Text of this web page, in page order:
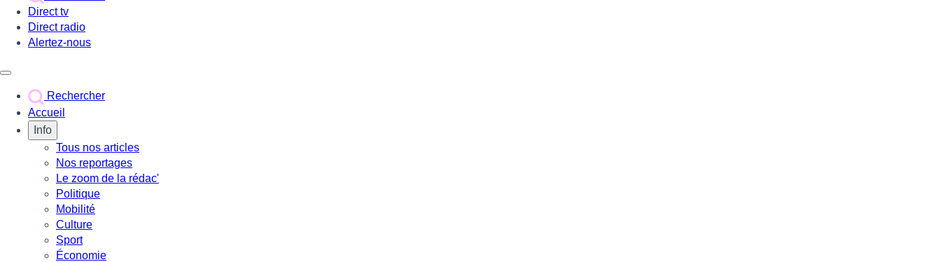
Direct tv
Direct radio
Alertez-nous
Rechercher
Accueil
Info
Tous nos articles
Nos reportages
Le zoom de la rédac'
Politique
Mobilité
Culture
Sport
Économie